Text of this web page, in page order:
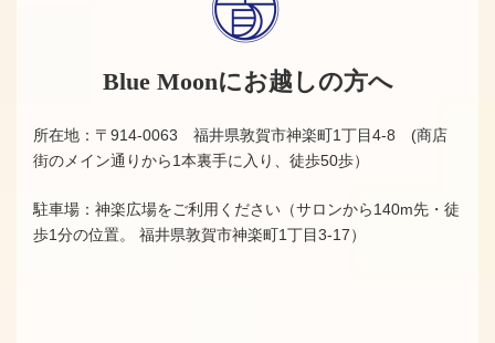
Blue Moonにお越しの方へ
所在地：〒914-0063 福井県敦賀市神楽町1丁目4-8 (商店
街のメイン通りから1本裏手に入り、徒歩50歩）
駐車場：神楽広場をご利用ください（サロンから140m先・徒
歩1分の位置。 福井県敦賀市神楽町1丁目3-17）